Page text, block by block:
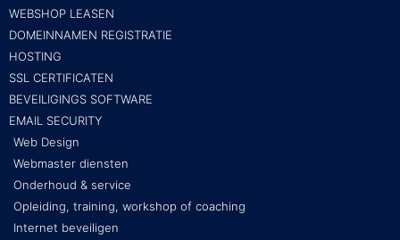
WEBSHOP LEASEN
DOMEINNAMEN REGISTRATIE
HOSTING
SSL CERTIFICATEN
BEVEILIGINGS SOFTWARE
EMAIL SECURITY
Web Design
Webmaster diensten
Onderhoud & service
Opleiding, training, workshop of coaching
Internet beveiligen